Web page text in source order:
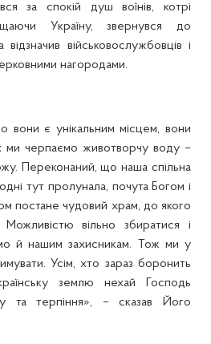
за спокій душ воїнів, котрі
Україну, звернувся до
військовослужбовців і
нагородами.
є унікальним місцем, вони
ми черпаємо животворчу воду –
Переконаний, що наша спільна
тут пролунала, почута Богом і
постане чудовий храм, до якого
вільно збиратися і
й нашим захисникам. Тож ми у
Усім, хто зараз боронить
землю нехай Господь
та терпіння», – сказав Його